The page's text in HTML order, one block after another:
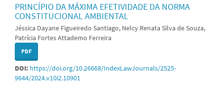
PRINCÍPIO DA MÁXIMA EFETIVIDADE DA NORMA
CONSTITUCIONAL AMBIENTAL
Jéssica Dayane Figueiredo Santiago, Nelcy Renata Silva de Souza,
Patrícia Fortes Attademo Ferreira
PDF
DOI: https://doi.org/10.26668/IndexLawJournals/2525-
9644/2024.v10i2.10901